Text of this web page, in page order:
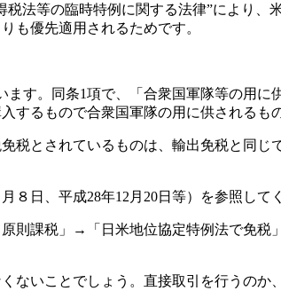
法等の臨時特例に関する法律”により
も優先適用されるためです。
す。同条1項で、「合衆国軍隊等の用
するもので合衆国軍隊の用に供されるも
税とされているものは、輸出免税と同
８日、平成28年12月20日等）を参照して
則課税」→「日米地位協定特例法で免
ないことでしょう。直接取引を行うの